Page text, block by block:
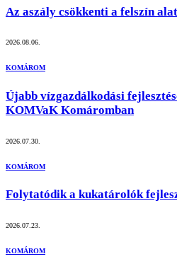
Az aszály csökkenti a felszín
2026.08.06.
KOMÁROM
Újabb vízgazdálkodási
KOMVaK Komáromban
2026.07.30.
KOMÁROM
Folytatódik a kukatárolók
2026.07.23.
KOMÁROM